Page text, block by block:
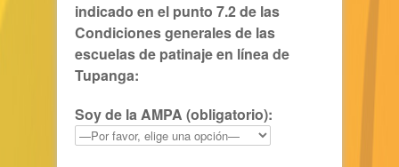
indicado en el punto 7.2 de las
Condiciones generales de las
escuelas de patinaje en línea de
Tupanga:
Soy de la AMPA (obligatorio):